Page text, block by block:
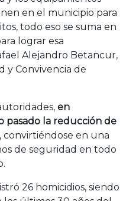
en el municipio para
todo eso se suma en
lograr esa
Alejandro Betancur,
y Convivencia de
en
pasado la reducción de
, convirtiéndose en una
de seguridad en todo
26 homicidios, siendo